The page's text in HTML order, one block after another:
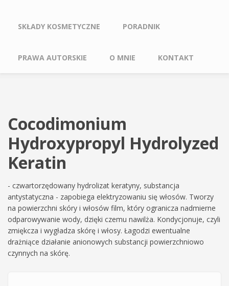
SKŁADY KOSMETYCZNE PORADNIK
PRAWA AUTORSKIE O MNIE KONTAKT
Cocodimonium
Hydroxypropyl Hydrolyzed
Keratin
- czwartorzędowany hydrolizat keratyny, substancja
antystatyczna - zapobiega elektryzowaniu się włosów. Tworzy
na powierzchni skóry i włosów film, który ogranicza nadmierne
odparowywanie wody, dzięki czemu nawilża. Kondycjonuje, czyli
zmiękcza i wygładza skórę i włosy. Łagodzi ewentualne
drażniące działanie anionowych substancji powierzchniowo
czynnych na skórę.